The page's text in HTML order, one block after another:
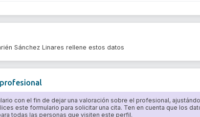
Sánchez Linares rellene estos datos
con el fin de dejar una valoración sobre el profesional,
este formulario para solicitar una cita. Ten en cuenta que los
todas las personas que visiten este perfil.